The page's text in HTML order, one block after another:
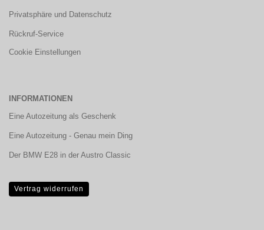
Privatsphäre und Datenschutz
Rückruf-Service
Cookie Einstellungen
INFORMATIONEN
Eine Autozeitung als Geschenk
Eine Autozeitung - Genau mein Ding
Der BMW E28 in der Austro Classic
Vertrag widerrufen